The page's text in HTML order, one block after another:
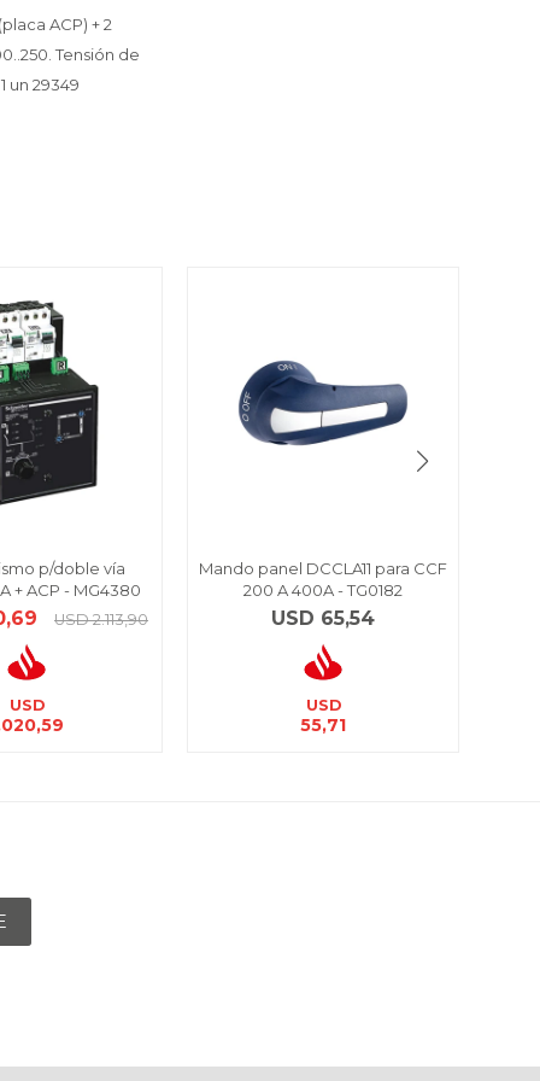
ACP) + 2
Tensión de
un 29349
p/doble vía
+ ACP - MG4380
USD 2.113,90
USD
Mando panel DCCLA11 para CCF
200 A 400A - TG0182
USD 65,54
USD
55,71